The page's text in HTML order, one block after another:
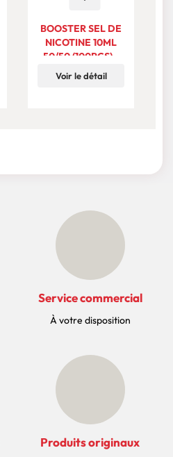
BOOSTER SEL DE
NICOTINE 10ML
50/50 (100PCS) -
MX LAB
Voir le détail
Service commercial
À votre disposition
Produits originaux